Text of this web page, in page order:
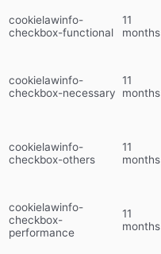
cookielawinfo-
checkbox-functional
11
months
cookielawinfo-
checkbox-necessary
11
months
cookielawinfo-
checkbox-others
11
months
cookielawinfo-
checkbox-
performance
11
months